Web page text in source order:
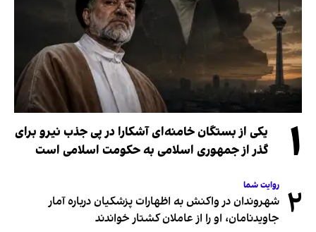
۱
یکی از بستگان خامنه‌ای آشکارا در پی جذب نیرو برای
گذر از جمهوری اسلامی به حکومت اسلامی است
۲ روایت شما
شهروندان در واکنش به اظهارات پزشکیان درباره آمار
جاویدنامان، او را از عاملان کشتار خواندند